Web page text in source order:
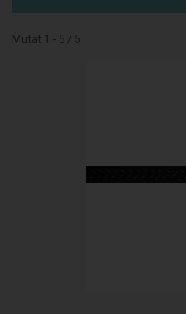
Mutat 1 - 5 / 5